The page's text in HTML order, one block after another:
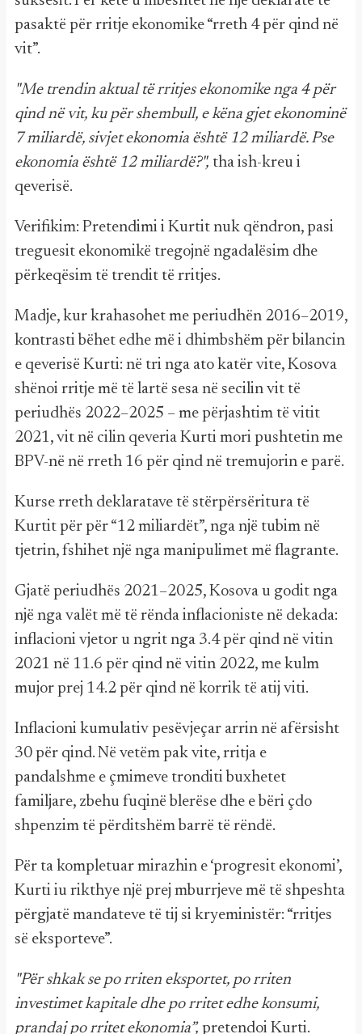
pasaktë për rritje ekonomike “rreth 4 për qind në
vit”.
"Me trendin aktual të rritjes ekonomike nga 4 për
qind në vit, ku për shembull, e këna gjet ekonominë
7 miliardë, sivjet ekonomia është 12 miliardë. Pse
ekonomia është 12 miliardë?", tha ish-kreu i
qeverisë.
Verifikim: Pretendimi i Kurtit nuk qëndron, pasi
treguesit ekonomikë tregojnë ngadalësim dhe
përkeqësim të trendit të rritjes.
Madje, kur krahasohet me periudhën 2016–2019,
kontrasti bëhet edhe më i dhimbshëm për bilancin
e qeverisë Kurti: në tri nga ato katër vite, Kosova
shënoi rritje më të lartë sesa në secilin vit të
periudhës 2022–2025 – me përjashtim të vitit
2021, vit në cilin qeveria Kurti mori pushtetin me
BPV-në në rreth 16 për qind në tremujorin e parë.
Kurse rreth deklaratave të stërpërsëritura të
Kurtit për për “12 miliardët”, nga një tubim në
tjetrin, fshihet një nga manipulimet më flagrante.
Gjatë periudhës 2021–2025, Kosova u godit nga
një nga valët më të rënda inflacioniste në dekada:
inflacioni vjetor u ngrit nga 3.4 për qind në vitin
2021 në 11.6 për qind në vitin 2022, me kulm
mujor prej 14.2 për qind në korrik të atij viti.
Inflacioni kumulativ pesëvjeçar arrin në afërsisht
30 për qind. Në vetëm pak vite, rritja e
pandalshme e çmimeve tronditi buxhetet
familjare, zbehu fuqinë blerëse dhe e bëri çdo
shpenzim të përditshëm barrë të rëndë.
Për ta kompletuar mirazhin e ‘progresit ekonomi’,
Kurti iu rikthye një prej mburrjeve më të shpeshta
përgjatë mandateve të tij si kryeministër: “rritjes
së eksporteve”.
"Për shkak se po rriten eksportet, po rriten
investimet kapitale dhe po rritet edhe konsumi,
prandaj po rritet ekonomia”, pretendoi Kurti.